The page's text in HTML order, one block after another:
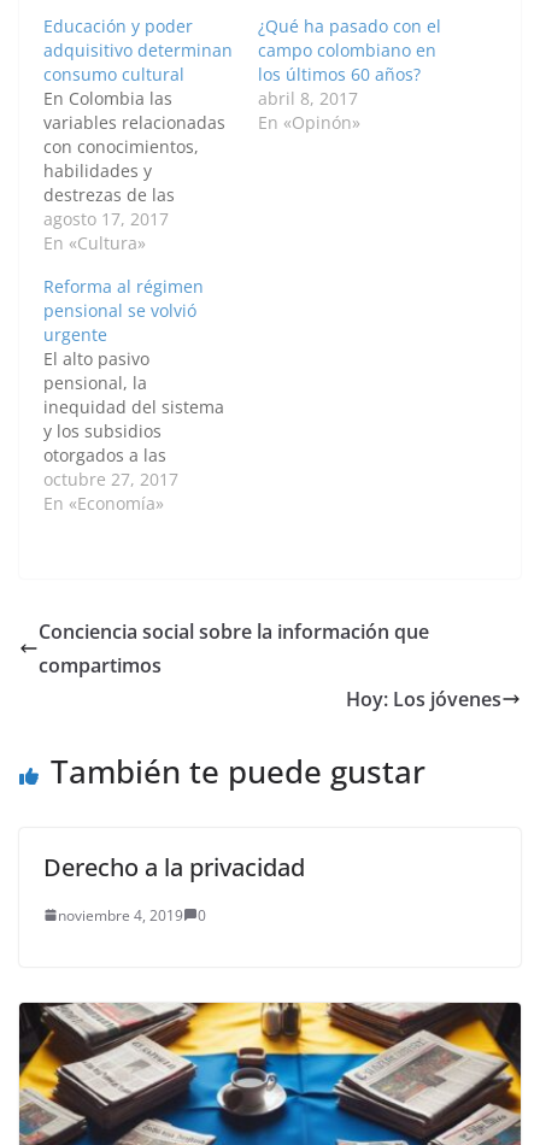
Educación y poder
adquisitivo determinan
consumo cultural
En Colombia las
variables relacionadas
con conocimientos,
habilidades y
destrezas de las
personas influyen en
las decisiones de
respecto a la asistencia
a museos, bibliotecas y
sitios de interés
histórico. Esta mirada
corresponde a una
investigación que
aplicó un modelo
microeconómico para
establecer las
ponderaciones y el
agosto 17, 2017
En «Cultura»
¿Qué ha pasado con el
campo colombiano en
los últimos 60 años?
abril 8, 2017
En «Opinón»
Reforma al régimen
pensional se volvió
urgente
El alto pasivo
pensional, la
inequidad del sistema
y los subsidios
otorgados a las
pensiones de mayor
poder adquisitivo,
media no dé más
panorama en este
octubre 27, 2017
En «Economía»
Conciencia social sobre la información que
compartimos
Hoy: Los jóvenes
También te puede gustar
Derecho a la privacidad
noviembre 4, 2019 0